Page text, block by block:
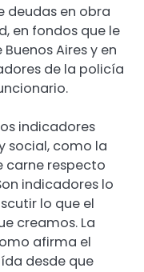
deudas en obra
en fondos que le
Aires y en
de la policía
indicadores
social, como la
carne respecto
indicadores lo
lo que el
creamos. La
afirma el
desde que